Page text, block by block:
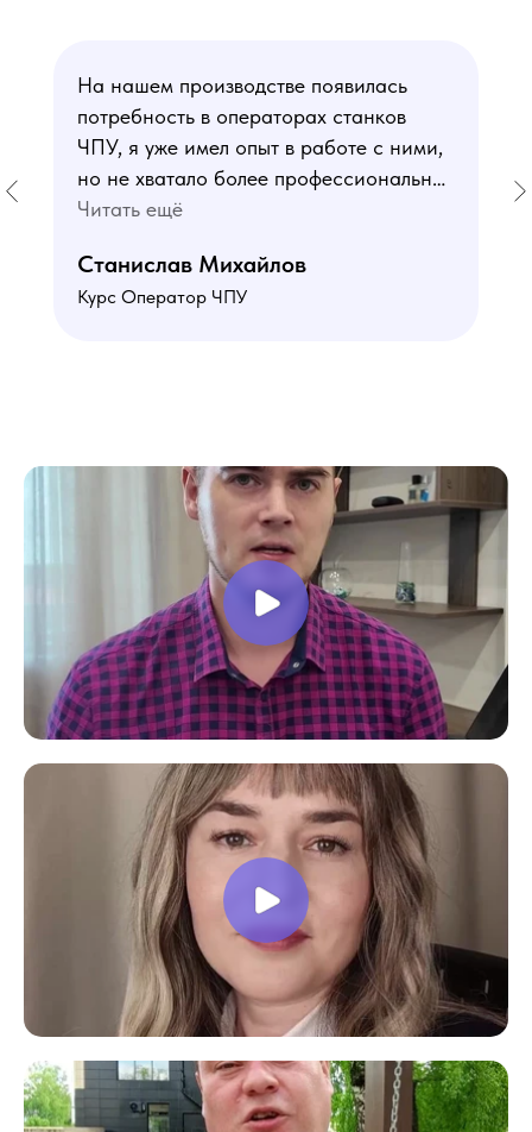
На нашем производстве появилась
потребность в операторах станков
ЧПУ, я уже имел опыт в работе с ними,
но не хватало более профессиональных
знаний. В курсе мне понравился блок
и программированию - это как раз то,
чего мне не хватало. Преподаватели
доволен, в работе всё пригодилось!
Читать ещё
Станислав Михайлов
Курс Оператор ЧПУ